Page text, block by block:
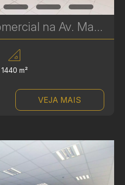
Ampla Loja Comercial na Av. Marechal Deodoro – 1.440 m² para Aluguel em Curitiba | Ref 333
1440 m²
VEJA MAIS